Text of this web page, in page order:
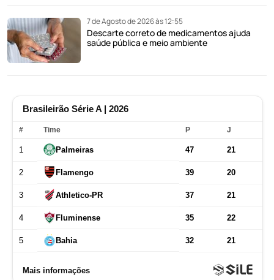
7 de Agosto de 2026 às 12:55
Descarte correto de medicamentos ajuda
saúde pública e meio ambiente